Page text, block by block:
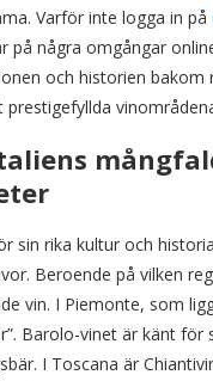
Varför inte logga in på
på några omgångar
och historien bakom
prestigefyllda
sin rika kultur och
Beroende på vilken
vin. I Piemonte, som
Barolo-vinet är känt
I Toscana är